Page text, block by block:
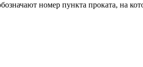
номер пункта проката, на